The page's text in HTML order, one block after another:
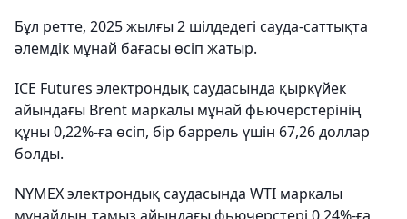
Бұл ретте, 2025 жылғы 2 шілдедегі сауда-саттықта
әлемдік мұнай бағасы өсіп жатыр.
ICE Futures электрондық саудасында қыркүйек
айындағы Brent маркалы мұнай фьючерстерінің
құны 0,22%-ға өсіп, бір баррель үшін 67,26 доллар
болды.
NYMEX электрондық саудасында WTI маркалы